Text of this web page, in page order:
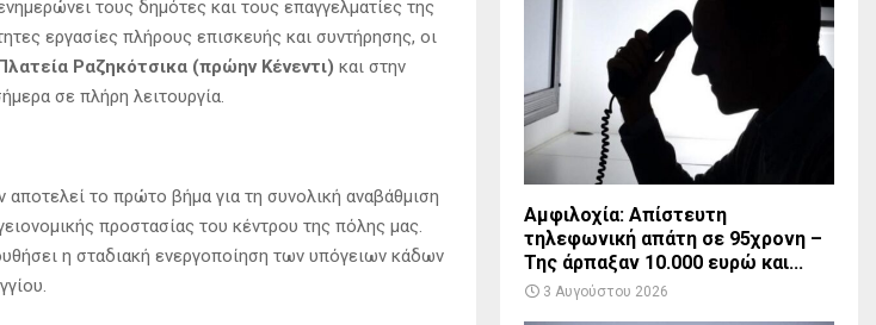
τους δημότες και τους επαγγελματίες της
εργασίες πλήρους επισκευής και συντήρησης, οι
Ραζηκότσικα (πρώην Κένεντι) και στην
σε πλήρη λειτουργία.
το πρώτο βήμα για τη συνολική αναβάθμιση
προστασίας του κέντρου της πόλης μας.
η σταδιακή ενεργοποίηση των υπόγειων κάδων
Αμφιλοχία: Απίστευτη
τηλεφωνική απάτη σε 95χρονη –
Της άρπαξαν 10.000 ευρώ και...
3 Αυγούστου 2026